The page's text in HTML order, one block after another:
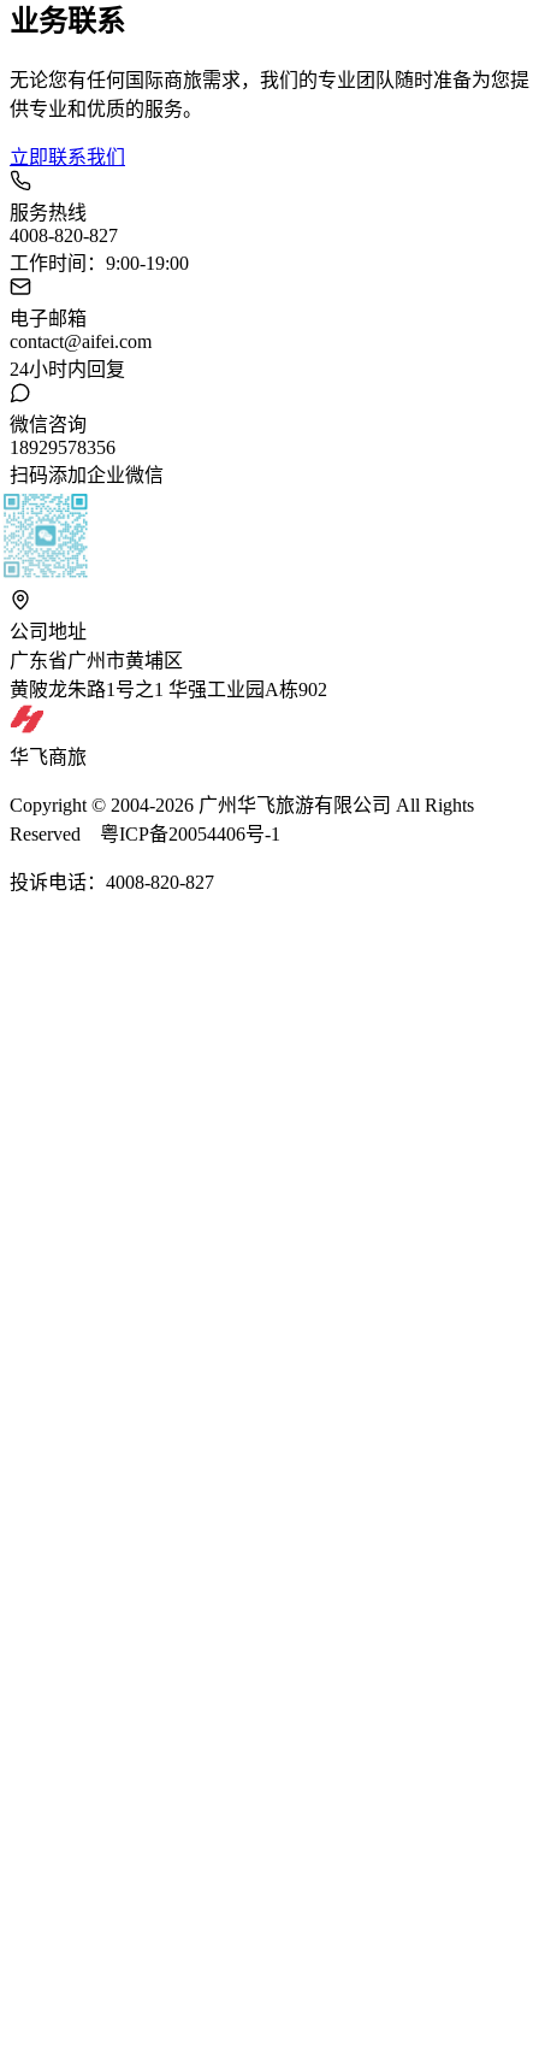
业务联系
无论您有任何国际商旅需求，我们的专业团队随时准备为您提
供专业和优质的服务。
立即联系我们
服务热线
4008-820-827
工作时间：9:00-19:00
电子邮箱
contact@aifei.com
24小时内回复
微信咨询
18929578356
扫码添加企业微信
公司地址
广东省广州市黄埔区
黄陂龙朱路1号之1 华强工业园A栋902
华飞商旅
Copyright © 2004-2026 广州华飞旅游有限公司 All Rights
Reserved 粤ICP备20054406号-1
投诉电话：4008-820-827